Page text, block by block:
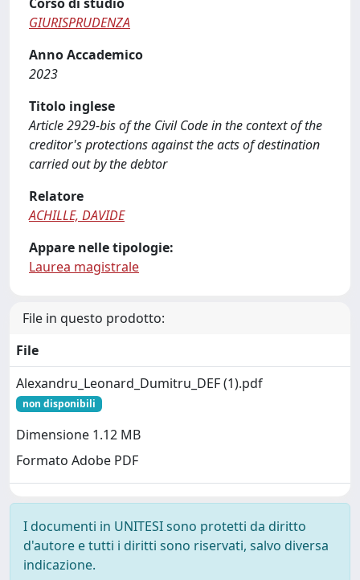
GIURISPRUDENZA
Anno Accademico
2023
Titolo inglese
Article 2929-bis of the Civil Code in the context of the
creditor's protections against the acts of destination
carried out by the debtor
Relatore
ACHILLE, DAVIDE
Appare nelle tipologie:
Laurea magistrale
File in questo prodotto:
File
Alexandru_Leonard_Dumitru_DEF (1).pdf
non disponibili
Dimensione 1.12 MB
Formato Adobe PDF
I documenti in UNITESI sono protetti da diritto
d'autore e tutti i diritti sono riservati, salvo diversa
indicazione.